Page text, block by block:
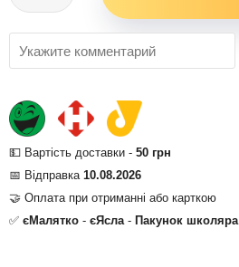
💵 Вартість доставки - 50 грн
📅 Відправка 10.08.2026
🤝 Оплата при отриманні або карткою
✅ єМалятко - єЯсла- Пакунок школяра